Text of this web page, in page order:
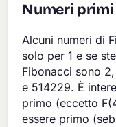
Numeri
Alcuni numeri di
solo per 1 e se
Fibonacci sono
e 514229. È
primo (eccetto
essere primo